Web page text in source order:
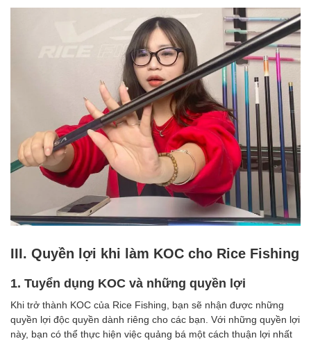
III. Quyền lợi khi làm KOC cho Rice Fishing
1. Tuyển dụng KOC và những quyền lợi
Khi trở thành KOC của Rice Fishing, bạn sẽ nhận được những
quyền lợi độc quyền dành riêng cho các bạn. Với những quyền lợi
này, bạn có thể thực hiện việc quảng bá một cách thuận lợi nhất